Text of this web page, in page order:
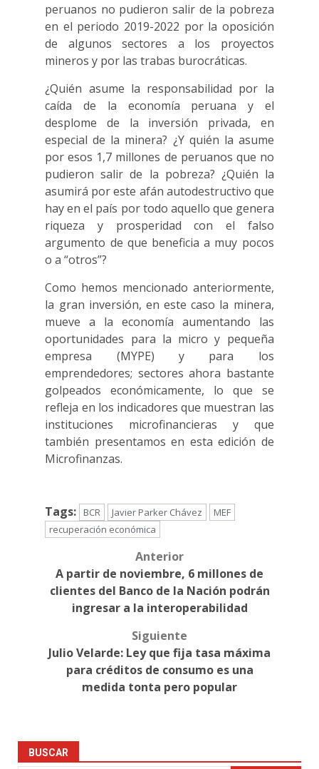
peruanos no pudieron salir de la pobreza
en el periodo 2019-2022 por la oposición
de algunos sectores a los proyectos
mineros y por las trabas burocráticas.
¿Quién asume la responsabilidad por la
caída de la economía peruana y el
desplome de la inversión privada, en
especial de la minera? ¿Y quién la asume
por esos 1,7 millones de peruanos que no
pudieron salir de la pobreza? ¿Quién la
asumirá por este afán autodestructivo que
hay en el país por todo aquello que genera
riqueza y prosperidad con el falso
argumento de que beneficia a muy pocos
o a “otros”?
Como hemos mencionado anteriormente,
la gran inversión, en este caso la minera,
mueve a la economía aumentando las
oportunidades para la micro y pequeña
empresa (MYPE) y para los
emprendedores; sectores ahora bastante
golpeados económicamente, lo que se
refleja en los indicadores que muestran las
instituciones microfinancieras y que
también presentamos en esta edición de
Microfinanzas.
Tags: BCR Javier Parker Chávez
MEF
recuperación económica
navigation
Anterior
A partir de noviembre, 6 millones de
clientes del Banco de la Nación podrán
ingresar a la interoperabilidad
Siguiente
Julio Velarde: Ley que fija tasa máxima
para créditos de consumo es una
medida tonta pero popular
BUSCAR